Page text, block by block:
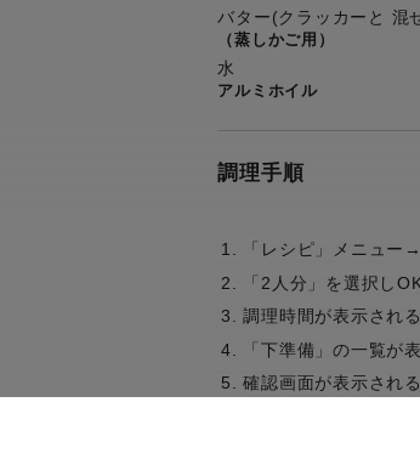
バター(クラッカーと 混
（蒸しかご用）
水
アルミホイル
調理手順
「レシピ」メニュー
「2人分」を選択し
調理時間が表示され
「下準備」の一覧が
確認画面が表示され
ボウルを用意し、A